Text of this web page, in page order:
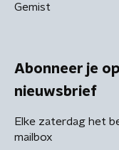
Gemist
Abonneer je
nieuwsbrief
Elke zaterdag het
mailbox